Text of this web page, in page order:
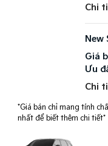
Chi
New
Giá
Ưu
Chi
*Giá bán chỉ mang tính
nhất để biết thêm chi tiết*